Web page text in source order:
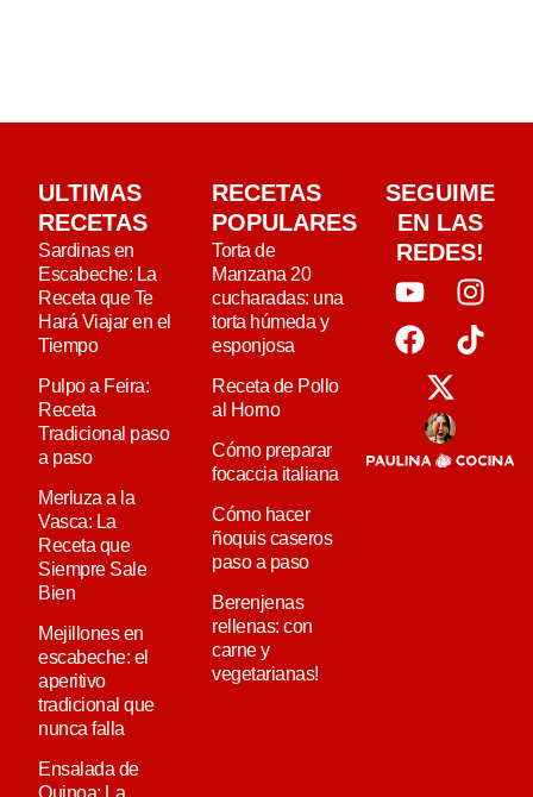
ULTIMAS
RECETAS
Sardinas en
Escabeche: La
Receta que Te
Hará Viajar en el
Tiempo
Pulpo a Feira:
Receta
Tradicional paso
a paso
Merluza a la
Vasca: La
Receta que
Siempre Sale
Bien
Mejillones en
escabeche: el
aperitivo
tradicional que
nunca falla
Ensalada de
Quinoa: La
RECETAS
POPULARES
Torta de
Manzana 20
cucharadas: una
torta húmeda y
esponjosa
Receta de Pollo
al Horno
Cómo preparar
focaccia italiana
Cómo hacer
ñoquis caseros
paso a paso
Berenjenas
rellenas: con
carne y
vegetarianas!
SEGUIME
EN LAS
REDES!